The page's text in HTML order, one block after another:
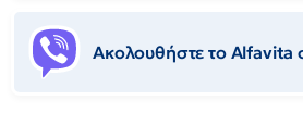
Ακολουθήστε το Αlfavita